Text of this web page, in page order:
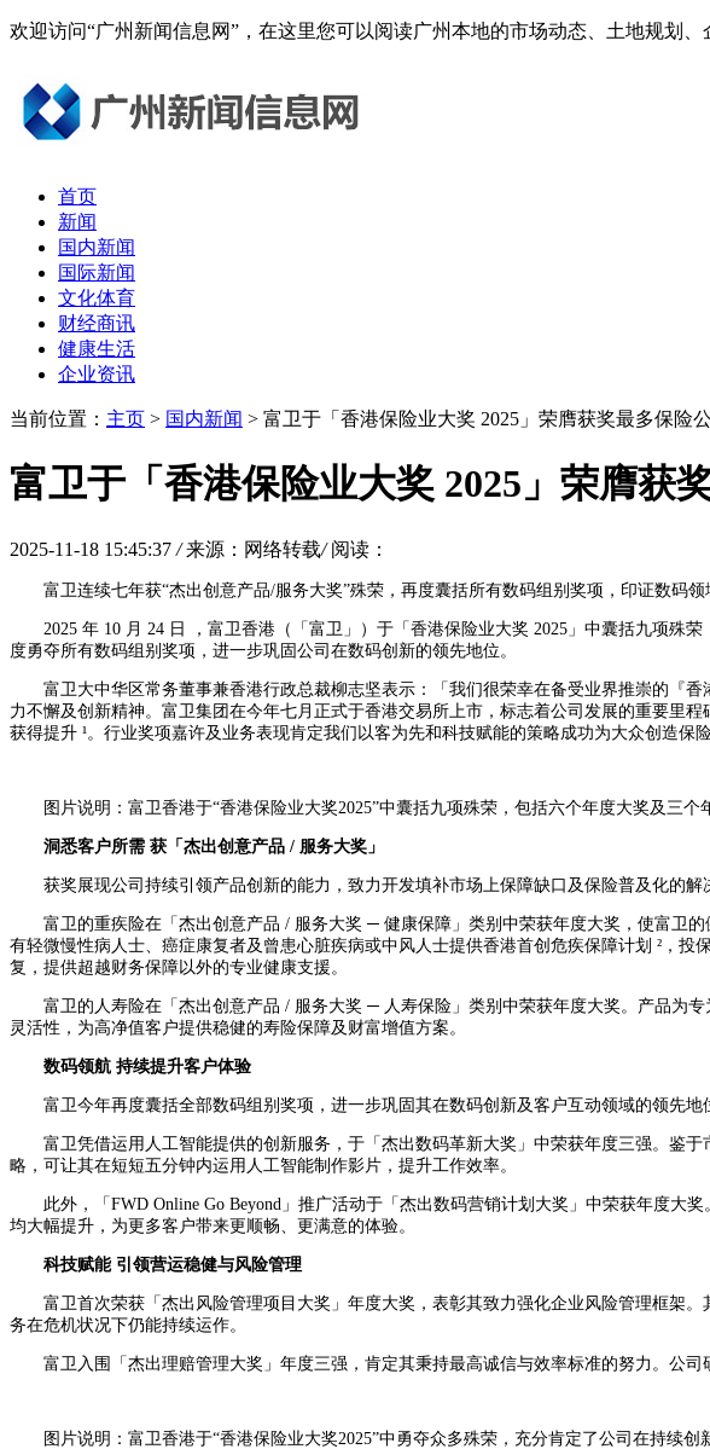
欢迎访问“广州新闻信息网”，在这里您可以阅读广州本地的市场动态、土地规划
首页
新闻
国内新闻
国际新闻
文化体育
财经商讯
健康生活
企业资讯
当前位置： 主页 > 国内新闻 > 富卫于「香港保险业大奖 2025」荣膺获奖最多保险
富卫于「香港保险业大奖 2025」荣膺获
2025-11-18 15:45:37 / 来源：网络转载/ 阅读：
富卫连续七年获“杰出创意产品/服务大奖”殊荣，再度囊括所有数码组别奖项，印证数码
2025 年 10 月 24 日 ，富卫香港（「富卫」）于「香港保险业大奖 2025」中囊括九项
度勇夺所有数码组别奖项，进一步巩固公司在数码创新的领先地位。
富卫大中华区常务董事兼香港行政总裁柳志坚表示：「我们很荣幸在备受业界推崇的『
力不懈及创新精神。富卫集团在今年七月正式于香港交易所上市，标志着公司发展的重要里
获得提升 ¹。行业奖项嘉许及业务表现肯定我们以客为先和科技赋能的策略成功为大众创造
图片说明：富卫香港于“香港保险业大奖2025”中囊括九项殊荣，包括六个年度大奖及三
洞悉客户所需 获「杰出创意产品 / 服务大奖」
获奖展现公司持续引领产品创新的能力，致力开发填补市场上保障缺口及保险普及化的解
富卫的重疾险在「杰出创意产品 / 服务大奖 ─ 健康保障」类别中荣获年度大奖，使富卫
有轻微慢性病人士、癌症康复者及曾患心脏疾病或中风人士提供香港首创危疾保障计划 ²，
复，提供超越财务保障以外的专业健康支援。
富卫的人寿险在「杰出创意产品 / 服务大奖 ─ 人寿保险」类别中荣获年度大奖。产品为
灵活性，为高净值客户提供稳健的寿险保障及财富增值方案。
数码领航 持续提升客户体验
富卫今年再度囊括全部数码组别奖项，进一步巩固其在数码创新及客户互动领域的领先
富卫凭借运用人工智能提供的创新服务，于「杰出数码革新大奖」中荣获年度三强。鉴
略，可让其在短短五分钟内运用人工智能制作影片，提升工作效率。
此外，「FWD Online Go Beyond」推广活动于「杰出数码营销计划大奖」中荣获年度
均大幅提升，为更多客户带来更顺畅、更满意的体验。
科技赋能 引领营运稳健与风险管理
富卫首次荣获「杰出风险管理项目大奖」年度大奖，表彰其致力强化企业风险管理框架
务在危机状况下仍能持续运作。
富卫入围「杰出理赔管理大奖」年度三强，肯定其秉持最高诚信与效率标准的努力。公
图片说明：富卫香港于“香港保险业大奖2025”中勇夺众多殊荣，充分肯定了公司在持续创